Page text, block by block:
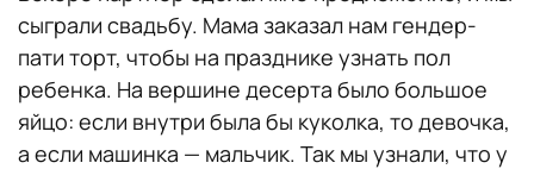
сыграли свадьбу. Мама заказал нам гендер-
пати торт, чтобы на празднике узнать пол
ребенка. На вершине десерта было большое
яйцо: если внутри была бы куколка, то девочка,
а если машинка — мальчик. Так мы узнали, что у